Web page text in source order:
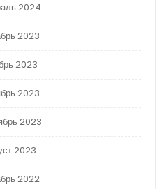
2024
2023
2023
2023
2023
2023
2022